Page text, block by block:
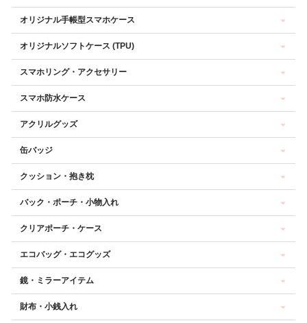
オリジナル手帳型スマホケース
オリジナルソフトケース (TPU)
スマホリング・アクセサリー
スマホ防水ケース
アクリルグッズ
缶バッジ
クッション・抱き枕
バック・ポーチ・小物入れ
クリアポーチ・ケース
エコバッグ・エコグッズ
鏡・ミラーアイテム
財布・小銭入れ